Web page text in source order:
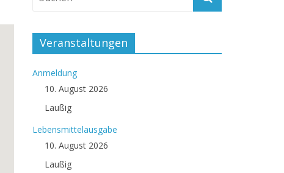
Veranstaltungen
Anmeldung
10. August 2026
Laußig
Lebensmittelausgabe
10. August 2026
Laußig